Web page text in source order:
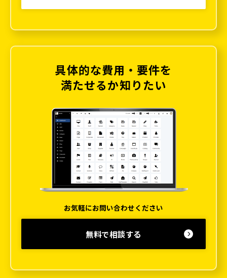
具体的な費用・要件を
満たせるか知りたい
お気軽にお問い合わせください
無料で相談する